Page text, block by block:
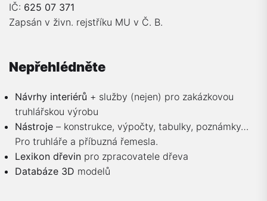
IČ: 625 07 371
Zapsán v živn. rejstříku MU v Č. B.
Nepřehlédněte
Návrhy interiérů + služby (nejen) pro zakázkovou
truhlářskou výrobu
Nástroje – konstrukce, výpočty, tabulky, poznámky…
Pro truhláře a příbuzná řemesla.
Lexikon dřevin pro zpracovatele dřeva
Databáze 3D modelů